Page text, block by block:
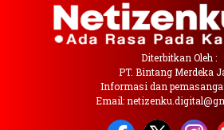
Diterbitkan Oleh :
PT. Bintang Merdeka
Informasi dan
Email: